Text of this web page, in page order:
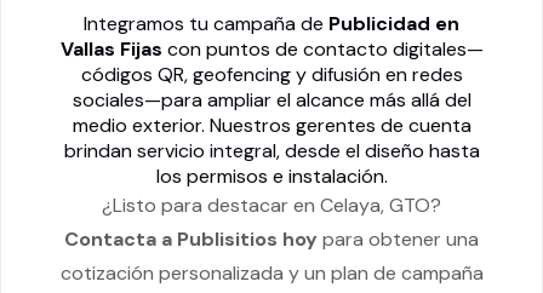
Integramos tu campaña de Publicidad en
Vallas Fijas con puntos de contacto digitales—
códigos QR, geofencing y difusión en redes
sociales—para ampliar el alcance más allá del
medio exterior. Nuestros gerentes de cuenta
brindan servicio integral, desde el diseño hasta
los permisos e instalación.
¿Listo para destacar en Celaya, GTO?
Contacta a Publisitios hoy para obtener una
cotización personalizada y un plan de campaña